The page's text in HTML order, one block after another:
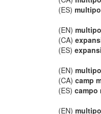
(ES)
(EN)
(CA)
(ES)
(EN)
(CA)camp
(ES)campo
(EN)